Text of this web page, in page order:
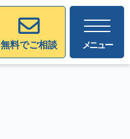
無料でご相談 メニュー